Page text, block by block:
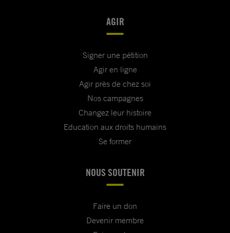
AGIR
Signer une pétition
Agir en ligne
Agir près de chez soi
Nos campagnes
Changez leur histoire
Education aux droits humains
Se former
NOUS SOUTENIR
Faire un don
Devenir membre